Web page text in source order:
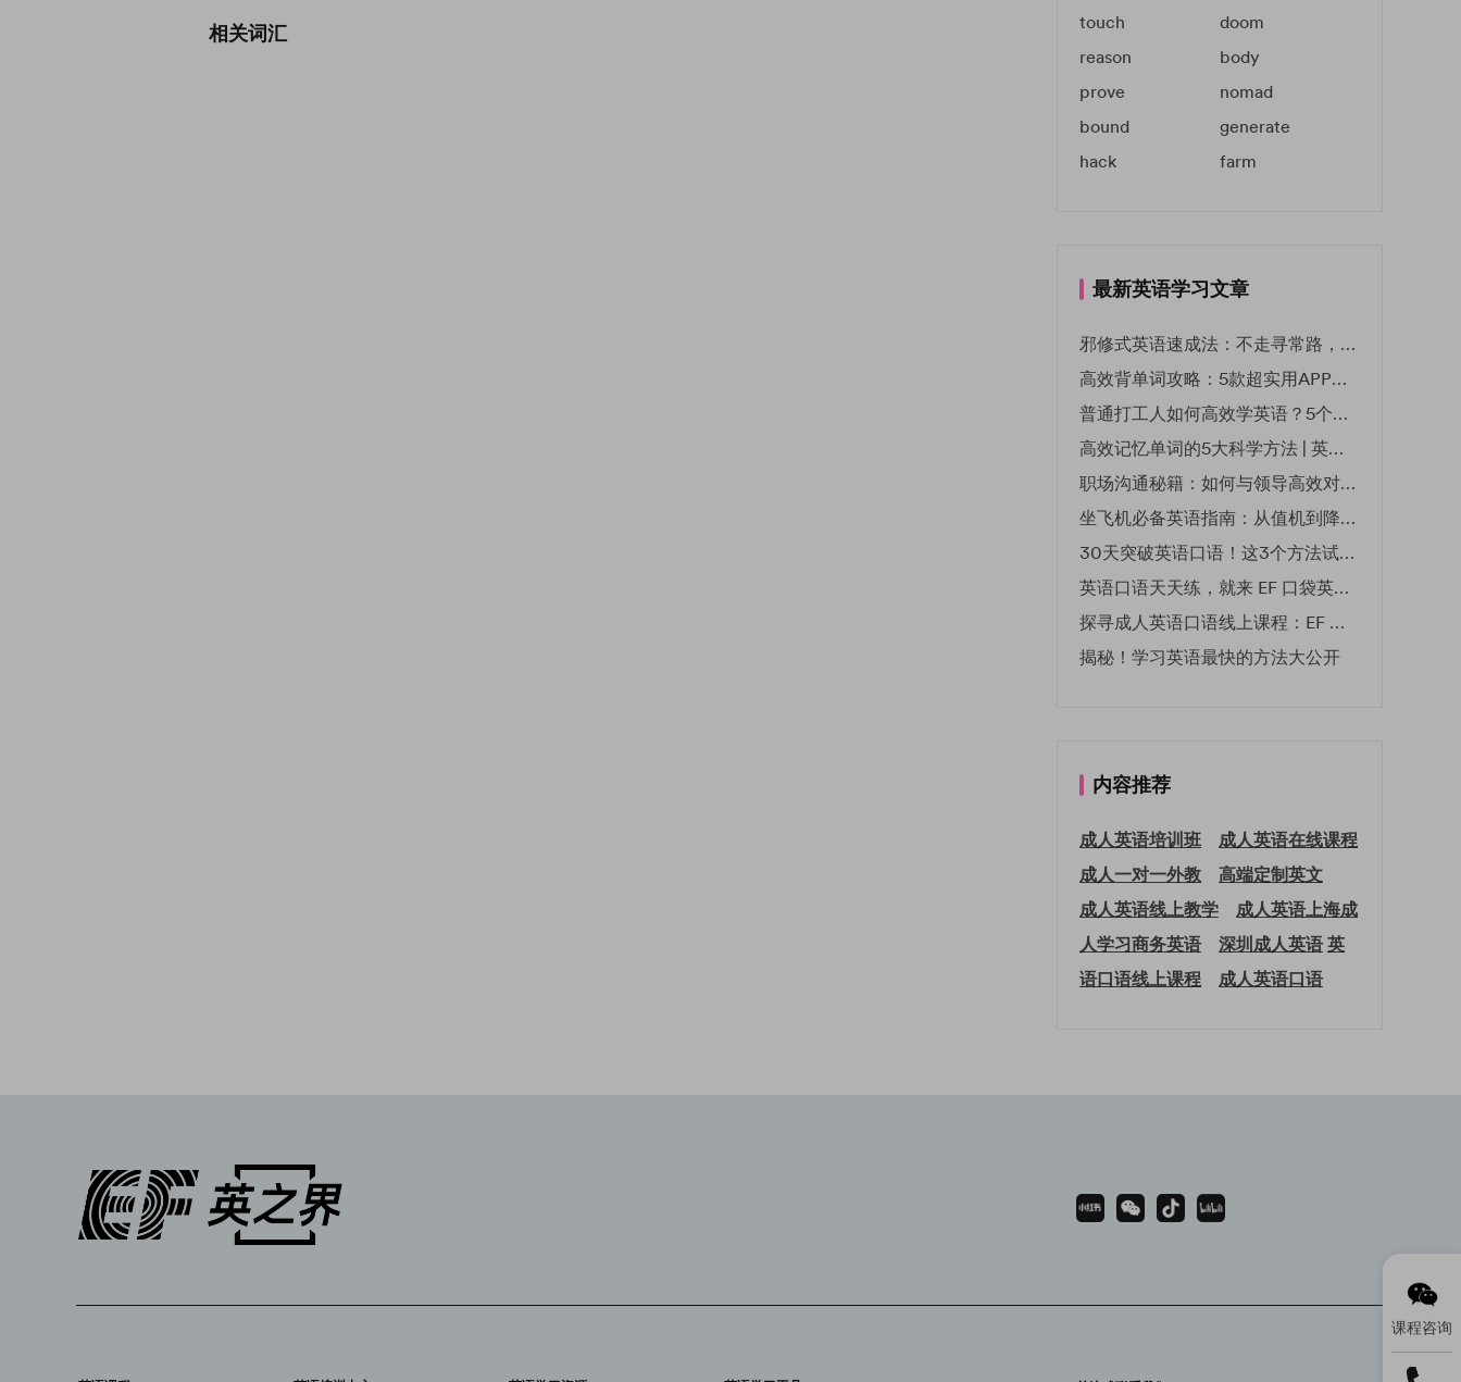
相关词汇
touch
doom
reason
body
prove
nomad
bound
generate
hack
farm
最新英语学习文章
邪修式英语速成法：不走寻常路，英语战力狂飙！
高效背单词攻略：5款超实用APP推荐 | EF英孚教育
普通打工人如何高效学英语？5个实用技巧助你突破职场瓶颈
高效记忆单词的5大科学方法 | 英语学习必备技巧
职场沟通秘籍：如何与领导高效对话 | EF英孚职场指南
坐飞机必备英语指南：从值机到降落的全流程表达
30天突破英语口语！这3个方法试过的人都说有效
英语口语天天练，就来 EF 口袋英语微信小程序
探寻成人英语口语线上课程：EF 英孚教育凭什么领航
揭秘！学习英语最快的方法大公开
内容推荐
成人英语培训班
成人英语在线课程
成人一对一外教
高端定制英文
成人英语线上教学
成人英语上海成
人学习商务英语
深圳成人英语英
语口语线上课程
成人英语口语
课程咨询